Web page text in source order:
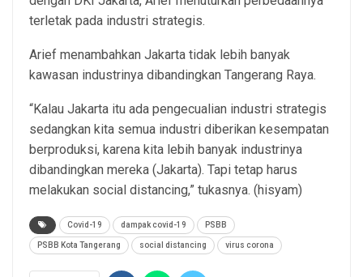
terletak pada industri strategis.
Arief menambahkan Jakarta tidak lebih banyak
kawasan industrinya dibandingkan Tangerang Raya.
“Kalau Jakarta itu ada pengecualian industri strategis
sedangkan kita semua industri diberikan kesempatan
berproduksi, karena kita lebih banyak industrinya
dibandingkan mereka (Jakarta). Tapi tetap harus
melakukan social distancing,” tukasnya. (hisyam)
Covid-19 dampak covid-19 PSBB
PSBB Kota Tangerang social distancing virus corona